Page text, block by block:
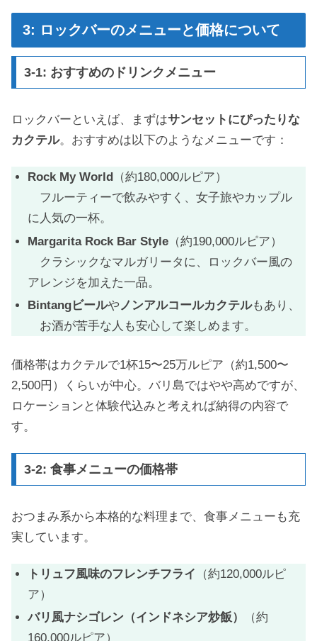
3: ロックバーのメニューと価格について
3-1: おすすめのドリンクメニュー
ロックバーといえば、まずはサンセットにぴったりな
カクテル。おすすめは以下のようなメニューです：
Rock My World （約180,000ルピア）
フルーティーで飲みやすく、女子旅やカップル
に人気の一杯。
Margarita Rock Bar Style （約190,000ルピア）
クラシックなマルガリータに、ロックバー風の
アレンジを加えた一品。
Bintangビールや ノンアルコールカクテルもあり、
お酒が苦手な人も安心して楽しめます。
価格帯はカクテルで1杯15〜25万ルピア（約1,500〜
2,500円）くらいが中心。バリ島ではやや高めですが、
ロケーションと体験代込みと考えれば納得の内容で
す。
3-2: 食事メニューの価格帯
おつまみ系から本格的な料理まで、食事メニューも充
実しています。
トリュフ風味のフレンチフライ
（約120,000ルピ
ア）
バリ風ナシゴレン（インドネシア炒飯）
（約
160,000ルピア）